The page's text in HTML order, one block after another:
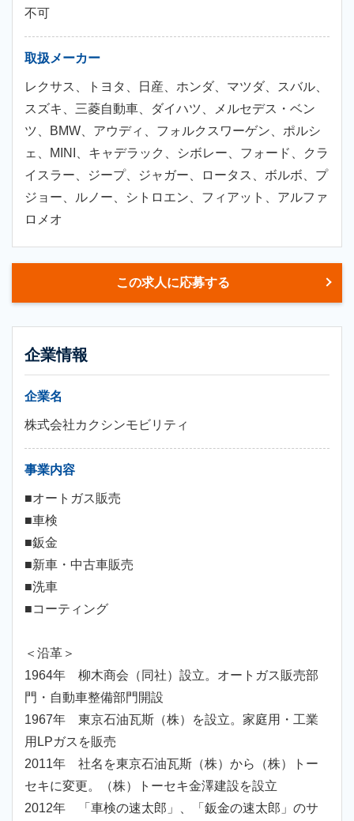
不可
取扱メーカー
レクサス、トヨタ、日産、ホンダ、マツダ、スバル、
スズキ、三菱自動車、ダイハツ、メルセデス・ベン
ツ、BMW、アウディ、フォルクスワーゲン、ポルシ
ェ、MINI、キャデラック、シボレー、フォード、クラ
イスラー、ジープ、ジャガー、ロータス、ボルボ、プ
ジョー、ルノー、シトロエン、フィアット、アルファ
ロメオ
この求人に応募する
企業情報
企業名
株式会社カクシンモビリティ
事業内容
■オートガス販売
■車検
■鈑金
■新車・中古車販売
■洗車
■コーティング
＜沿革＞
1964年 柳木商会（同社）設立。オートガス販売部
門・自動車整備部門開設
1967年 東京石油瓦斯（株）を設立。家庭用・工業
用LPガスを販売
2011年 社名を東京石油瓦斯（株）から（株）トー
セキに変更。（株）トーセキ金澤建設を設立
2012年 「車検の速太郎」、「鈑金の速太郎」のサ